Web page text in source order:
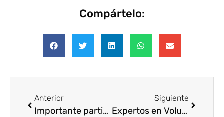
Compártelo:
Anterior
Importante participación en la convivencia en torno al ajedrez en el Centro Peniteciario de Cáceres
Siguiente
Expertos en Voluntariado Corporativo para el Desarrollo compartirán lecciones aprendidas